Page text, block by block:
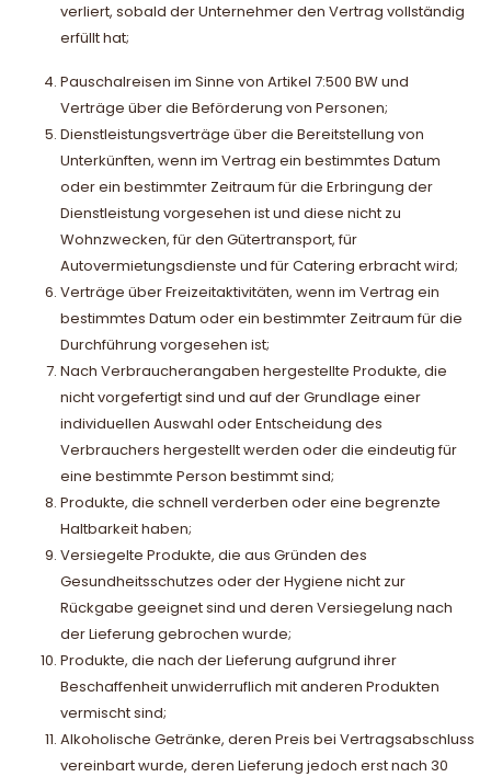
verliert, sobald der Unternehmer den Vertrag vollständig
erfüllt hat;
Pauschalreisen im Sinne von Artikel 7:500 BW und
Verträge über die Beförderung von Personen;
Dienstleistungsverträge über die Bereitstellung von
Unterkünften, wenn im Vertrag ein bestimmtes Datum
oder ein bestimmter Zeitraum für die Erbringung der
Dienstleistung vorgesehen ist und diese nicht zu
Wohnzwecken, für den Gütertransport, für
Autovermietungsdienste und für Catering erbracht wird;
Verträge über Freizeitaktivitäten, wenn im Vertrag ein
bestimmtes Datum oder ein bestimmter Zeitraum für die
Durchführung vorgesehen ist;
Nach Verbraucherangaben hergestellte Produkte, die
nicht vorgefertigt sind und auf der Grundlage einer
individuellen Auswahl oder Entscheidung des
Verbrauchers hergestellt werden oder die eindeutig für
eine bestimmte Person bestimmt sind;
Produkte, die schnell verderben oder eine begrenzte
Haltbarkeit haben;
Versiegelte Produkte, die aus Gründen des
Gesundheitsschutzes oder der Hygiene nicht zur
Rückgabe geeignet sind und deren Versiegelung nach
der Lieferung gebrochen wurde;
Produkte, die nach der Lieferung aufgrund ihrer
Beschaffenheit unwiderruflich mit anderen Produkten
vermischt sind;
Alkoholische Getränke, deren Preis bei Vertragsabschluss
vereinbart wurde, deren Lieferung jedoch erst nach 30